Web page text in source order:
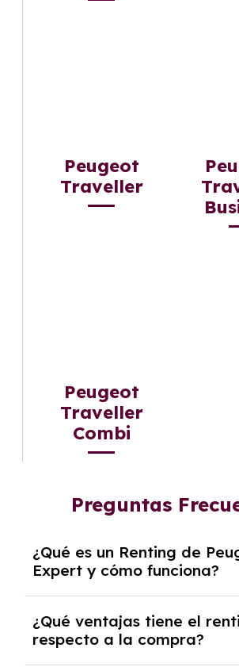
Peugeot
Traveller
Peugeot
Traveller
Combi
Preguntas
¿Qué es un Renting de
Expert y cómo funciona?
ElRenting de Peugeot Expertes
modalidad de alquiler a medio y
¿Qué ventajas tiene el
respecto a la compra?